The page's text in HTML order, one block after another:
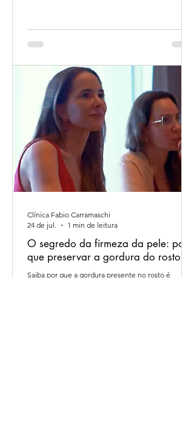
O segredo da firmeza da pele: por
que preservar a gordura do rosto
Saiba por que a gordura presente no rosto é
Clínica Fabio Carramaschi
24 de jul.
1 min de leitura